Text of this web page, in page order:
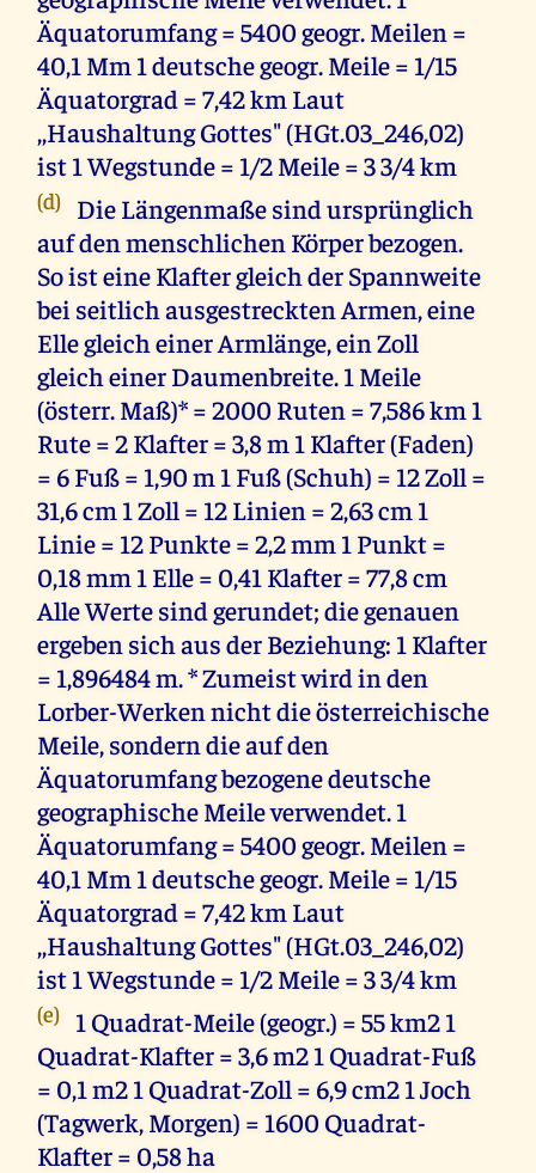
Äquatorumfang = 5400 geogr. Meilen =
40,1 Mm 1 deutsche geogr. Meile = 1/15
Äquatorgrad = 7,42 km Laut
,,Haushaltung Gottes" (HGt.03_246,02)
ist 1 Wegstunde = 1/2 Meile = 3 3/4 km
(d) Die Längenmaße sind ursprünglich
auf den menschlichen Körper bezogen.
So ist eine Klafter gleich der Spannweite
bei seitlich ausgestreckten Armen, eine
Elle gleich einer Armlänge, ein Zoll
gleich einer Daumenbreite. 1 Meile
(österr. Maß)* = 2000 Ruten = 7,586 km 1
Rute = 2 Klafter = 3,8 m 1 Klafter (Faden)
= 6 Fuß = 1,90 m 1 Fuß (Schuh) = 12 Zoll =
31,6 cm 1 Zoll = 12 Linien = 2,63 cm 1
Linie = 12 Punkte = 2,2 mm 1 Punkt =
0,18 mm 1 Elle = 0,41 Klafter = 77,8 cm
Alle Werte sind gerundet; die genauen
ergeben sich aus der Beziehung: 1 Klafter
= 1,896484 m. * Zumeist wird in den
Lorber-Werken nicht die österreichische
Meile, sondern die auf den
Äquatorumfang bezogene deutsche
geographische Meile verwendet. 1
Äquatorumfang = 5400 geogr. Meilen =
40,1 Mm 1 deutsche geogr. Meile = 1/15
Äquatorgrad = 7,42 km Laut
,,Haushaltung Gottes" (HGt.03_246,02)
ist 1 Wegstunde = 1/2 Meile = 3 3/4 km
(e) 1 Quadrat-Meile (geogr.) = 55 km2 1
Quadrat-Klafter = 3,6 m2 1 Quadrat-Fuß
= 0,1 m2 1 Quadrat-Zoll = 6,9 cm2 1 Joch
(Tagwerk, Morgen) = 1600 Quadrat-
Klafter = 0,58 ha